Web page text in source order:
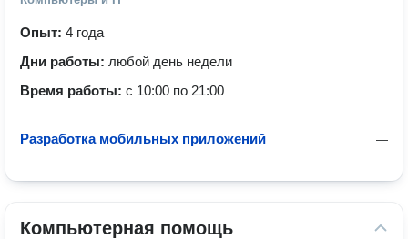
Опыт: 4 года
Дни работы: любой день недели
Время работы: с 10:00 по 21:00
—
Разработка мобильных приложений
Компьютерная помощь